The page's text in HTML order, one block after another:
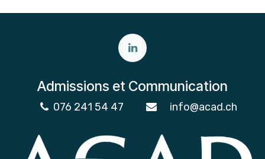
Admissions et Communication
076 241 54 47 info@acad.ch